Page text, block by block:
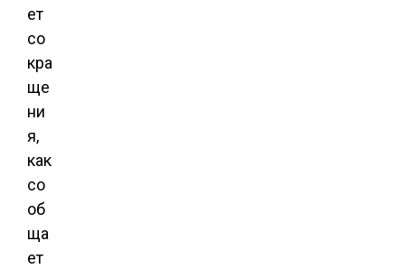
ет
со
кра
ще
ни
я,
как
со
об
ща
ет